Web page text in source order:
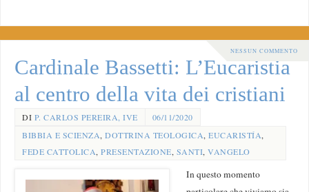
NESSUN COMMENTO
Cardinale Bassetti: L’Eucaristia
al centro della vita dei cristiani
DI P. CARLOS PEREIRA, IVE
06/11/2020
BIBBIA E SCIENZA,DOTTRINA TEOLOGICA,EUCARISTÍA,
FEDE CATTOLICA,PRESENTAZIONE, SANTI,VANGELO
In questo momento